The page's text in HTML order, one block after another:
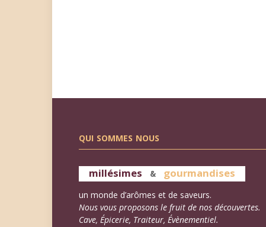
QUI SOMMES NOUS
millésimes & gourmandises
un monde d’arômes et de saveurs.
Nous vous proposons le fruit de nos découvertes.
Cave, Épicerie, Traiteur, Évènementiel.